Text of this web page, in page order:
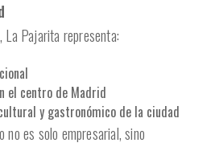
Pajarita representa:
el centro de Madrid
y gastronómico de la ciudad
no es solo empresarial, sino